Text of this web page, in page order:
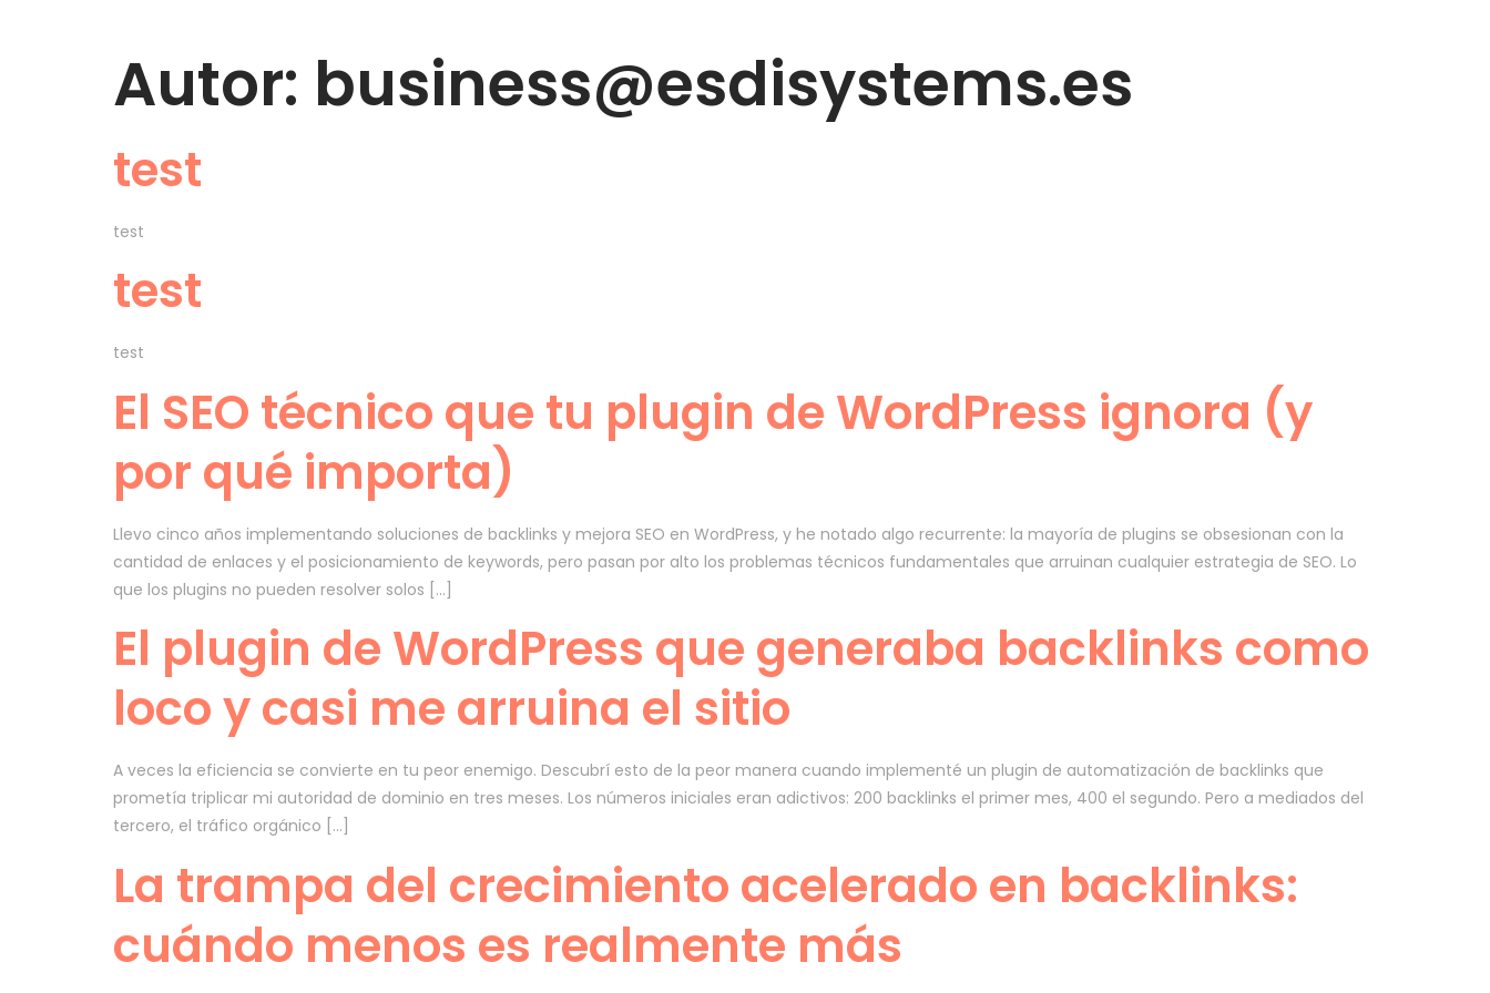
Autor: business@esdisystems.es
test
test
test
test
El SEO técnico que tu plugin de WordPress ignora (y
por qué importa)
Llevo cinco años implementando soluciones de backlinks y mejora SEO en WordPress, y he notado algo recurrente: la mayoría de plugins se obsesionan con la
cantidad de enlaces y el posicionamiento de keywords, pero pasan por alto los problemas técnicos fundamentales que arruinan cualquier estrategia de SEO. Lo
que los plugins no pueden resolver solos […]
El plugin de WordPress que generaba backlinks como
loco y casi me arruina el sitio
A veces la eficiencia se convierte en tu peor enemigo. Descubrí esto de la peor manera cuando implementé un plugin de automatización de backlinks que
prometía triplicar mi autoridad de dominio en tres meses. Los números iniciales eran adictivos: 200 backlinks el primer mes, 400 el segundo. Pero a mediados del
tercero, el tráfico orgánico […]
La trampa del crecimiento acelerado en backlinks:
cuándo menos es realmente más